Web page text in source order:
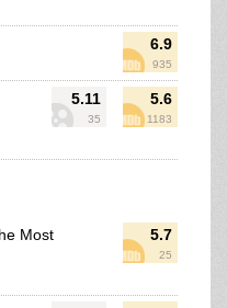
6.9
935
5.11
35
5.6
1183
5.7
25
Most